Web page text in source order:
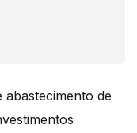
abastecimento de